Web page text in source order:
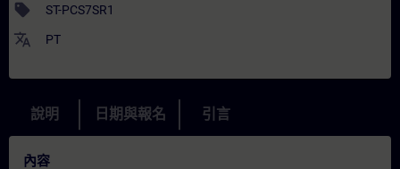
sell ST-PCS7SR1
translate PT
說明 日期與報名 引言
內容